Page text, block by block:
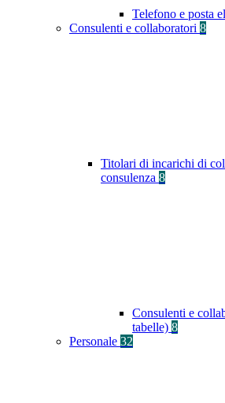
Telefono e posta
Consulenti e collaboratori 8
Titolari di incarichi di
consulenza 8
Consulenti e
tabelle) 8
Personale 32